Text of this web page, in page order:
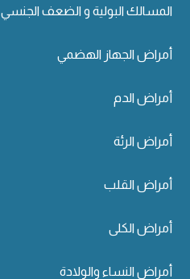
المسالك البولية و الضعف الجنسي
أمراض الجهاز الهضمي
أمراض الدم
أمراض الرئة
أمراض القلب
أمراض الكلى
أمراض النساء والولادة